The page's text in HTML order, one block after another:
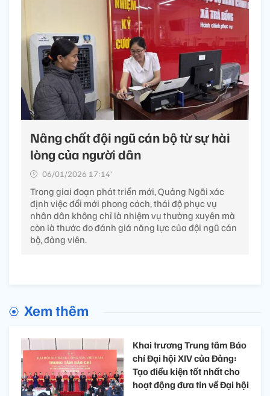
Nâng chất đội ngũ cán bộ từ sự hài
lòng của người dân
06/01/2026 17:14’
Trong giai đoạn phát triển mới, Quảng Ngãi xác
định việc đổi mới phong cách, thái độ phục vụ
nhân dân không chỉ là nhiệm vụ thường xuyên mà
còn là thước đo đánh giá năng lực của đội ngũ cán
bộ, đảng viên.
Xem thêm
Khai trương Trung tâm Báo
chí Đại hội XIV của Đảng:
Tạo điều kiện tốt nhất cho
hoạt động đưa tin về Đại hội